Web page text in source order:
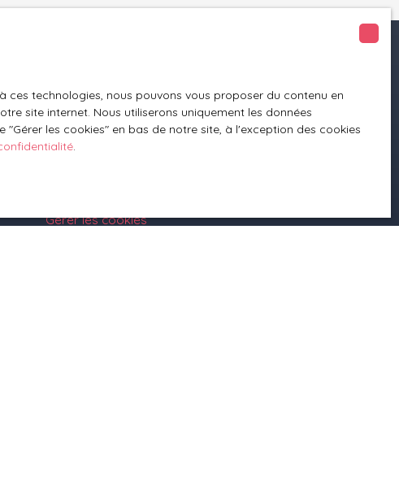
Nos honoraires
Mentions légales
Gérer les cookies
technologies, nous pouvons vous proposer du contenu en
site internet. Nous utiliserons uniquement les données
les cookies″ en bas de notre site, à l'exception des cookies
.